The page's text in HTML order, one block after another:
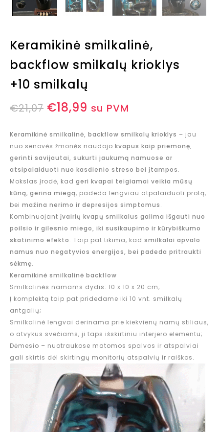
Keramikinė smilkalinė,
backflow smilkalų krioklys
+10 smilkalų
€21,07 €18,99 su PVM
Keramikinė smilkalinė, backflow smilkalų krioklys – jau
nuo senovės žmonės naudojo kvapus kaip priemonę,
gerinti savijautai, sukurti jaukumą namuose ar
atsipalaiduoti nuo kasdienio streso bei įtampos.
Mokslas įrodė, kad geri kvapai teigiamai veikia mūsų
kūną, gerina miegą, padeda lengviau atpalaiduoti protą,
bei mažina nerimo ir depresijos simptomus.
Kombinuojant įvairių kvapų smilkalus galima išgauti nuo
poilsio ir gilesnio miego, iki susikaupimo ir kūrybiškumo
skatinimo efekto. Taip pat tikima, kad smilkalai apvalo
namus nuo negatyvios energijos, bei padeda pritraukti
sėkmę.
Keramikinė smilkalinė backflow
Smilkalinės namams dydis: 10 x 10 x 20 cm;
Į komplektą taip pat pridedame iki 10 vnt. smilkalų
antgalių;
Smilkalinė lengvai derinama prie kiekvienų namų stiliaus,
o atvykus svečiams, ji taps išskirtiniu interjero elementu;
Dėmesio – nuotraukose matomos spalvos ir atspalviai
gali skirtis dėl skirtingų monitorių atspalvių ir raiškos.